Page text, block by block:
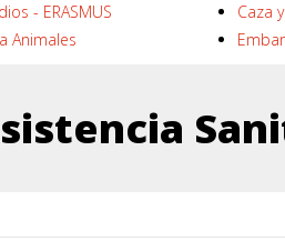
- ERASMUS
Animales
Caza